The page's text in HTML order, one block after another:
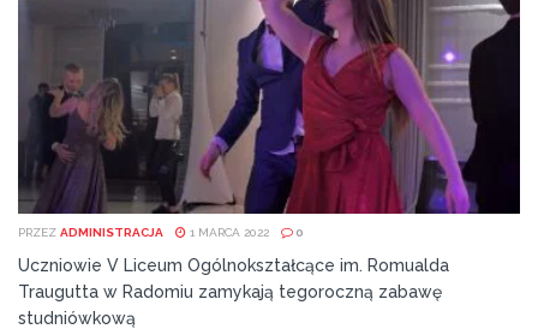
PRZEZ ADMINISTRACJA 1 MARCA 2022 0
Uczniowie V Liceum Ogólnokształcące im. Romualda
Traugutta w Radomiu zamykają tegoroczną zabawę
studniówkową